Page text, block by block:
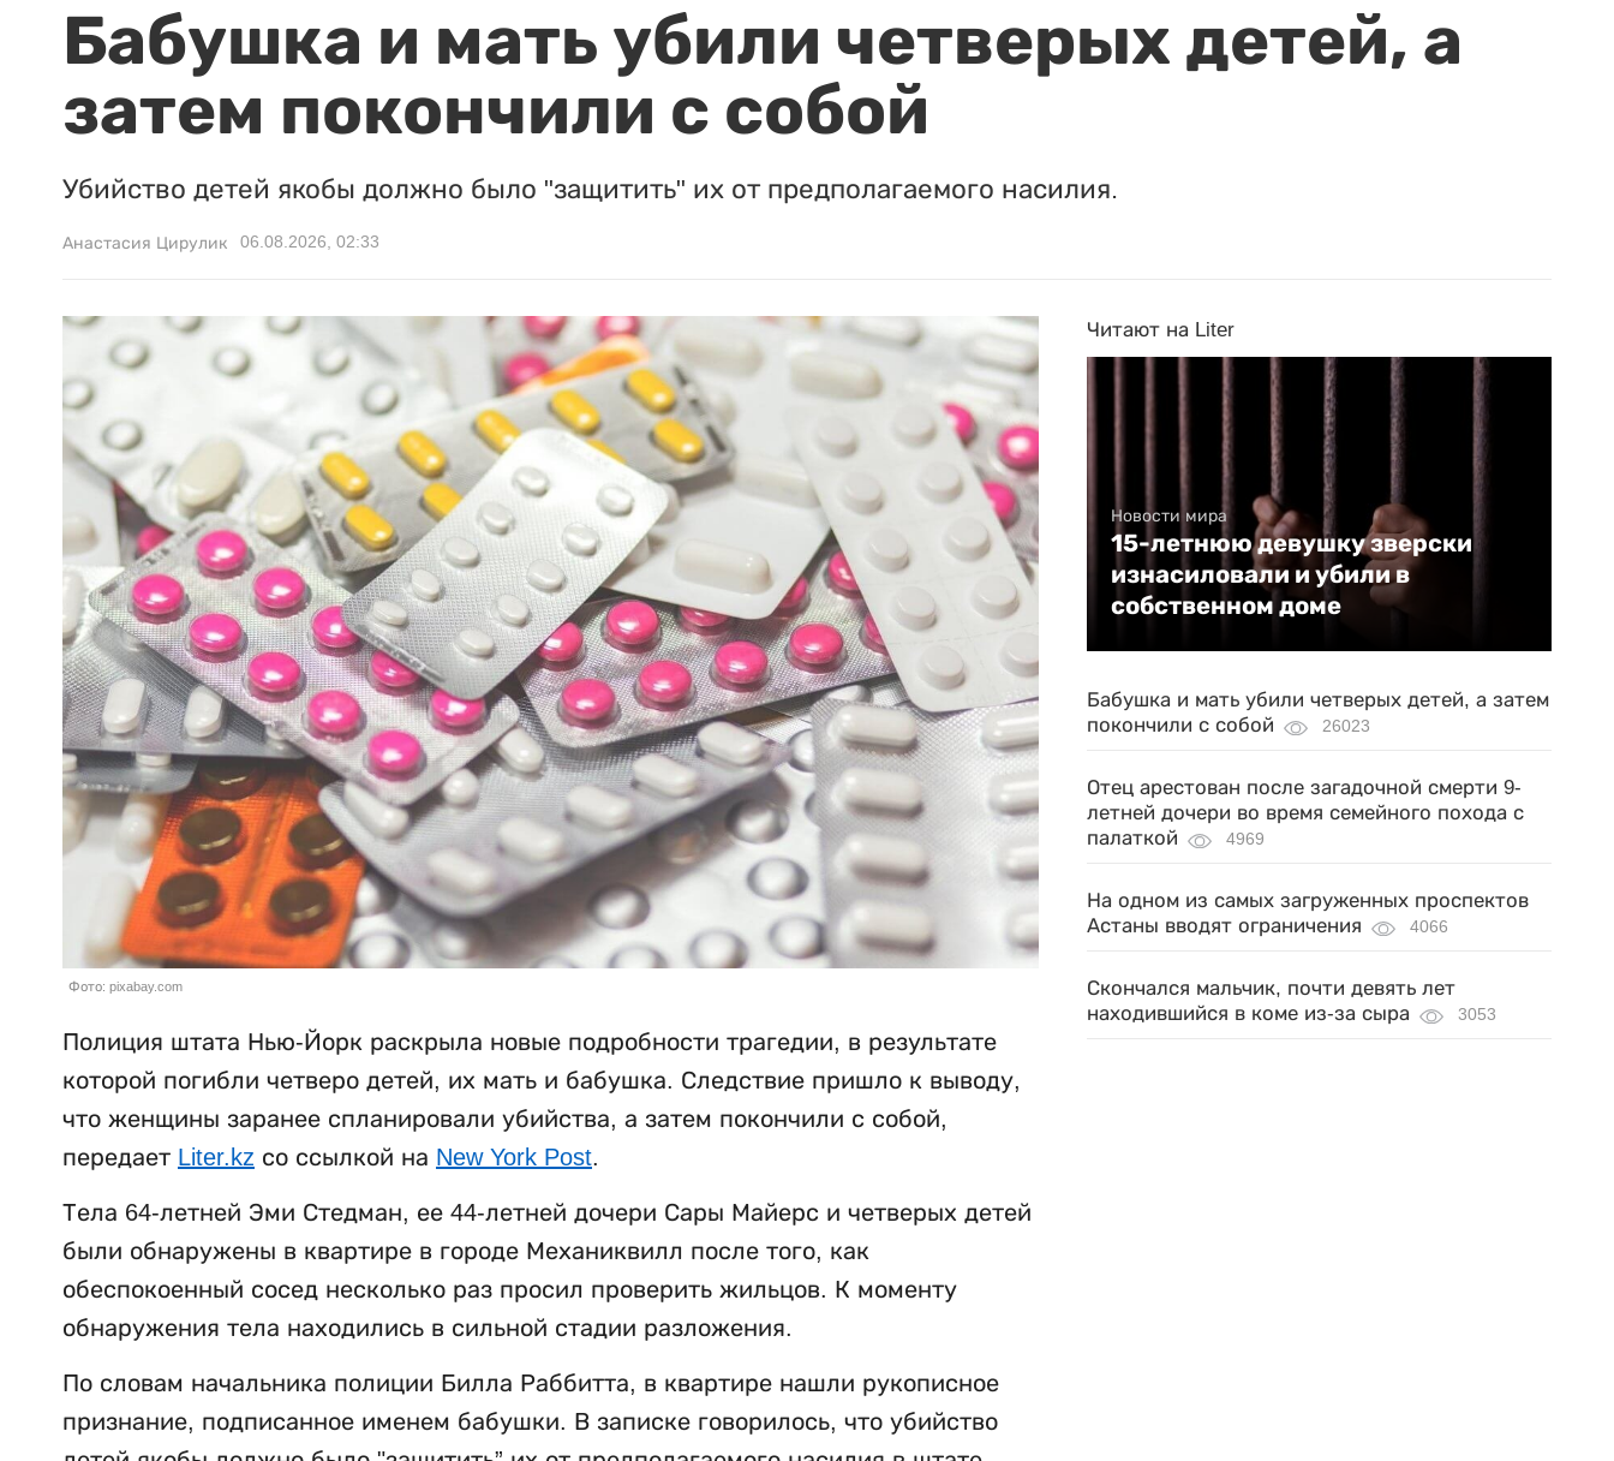
Бабушка и мать убили четверых детей, а
затем покончили с собой
Убийство детей якобы должно было "защитить" их от предполагаемого насилия.
Анастасия Цирулик 06.08.2026, 02:33
Фото: pixabay.com
Полиция штата Нью-Йорк раскрыла новые подробности трагедии, в результате
которой погибли четверо детей, их мать и бабушка. Следствие пришло к выводу,
что женщины заранее спланировали убийства, а затем покончили с собой,
передает Liter.kz со ссылкой на New York Post.
Тела 64-летней Эми Стедман, ее 44-летней дочери Сары Майерс и четверых детей
были обнаружены в квартире в городе Механиквилл после того, как
обеспокоенный сосед несколько раз просил проверить жильцов. К моменту
обнаружения тела находились в сильной стадии разложения.
По словам начальника полиции Билла Раббитта, в квартире нашли рукописное
признание, подписанное именем бабушки. В записке говорилось, что убийство
Читают на Liter
Новости мира
15-летнюю девушку зверски
изнасиловали и убили в
собственном доме
Бабушка и мать убили четверых детей, а затем
покончили с собой
26023
Отец арестован после загадочной смерти 9-
летней дочери во время семейного похода с
палаткой
4969
На одном из самых загруженных проспектов
Астаны вводят ограничения
4066
Скончался мальчик, почти девять лет
находившийся в коме из-за сыра
3053